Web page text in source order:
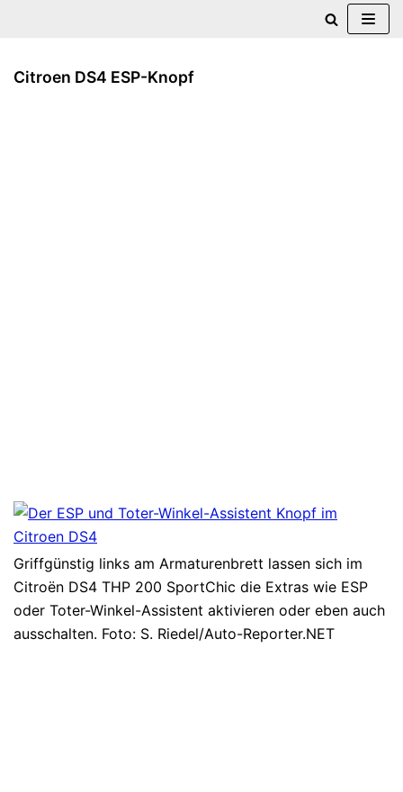
Inhalt
Citroen DS4 ESP-Knopf
Griffgünstig links am Armaturenbrett lassen sich im
Citroën DS4 THP 200 SportChic die Extras wie ESP
oder Toter-Winkel-Assistent aktivieren oder eben auch
ausschalten. Foto: S. Riedel/Auto-Reporter.NET